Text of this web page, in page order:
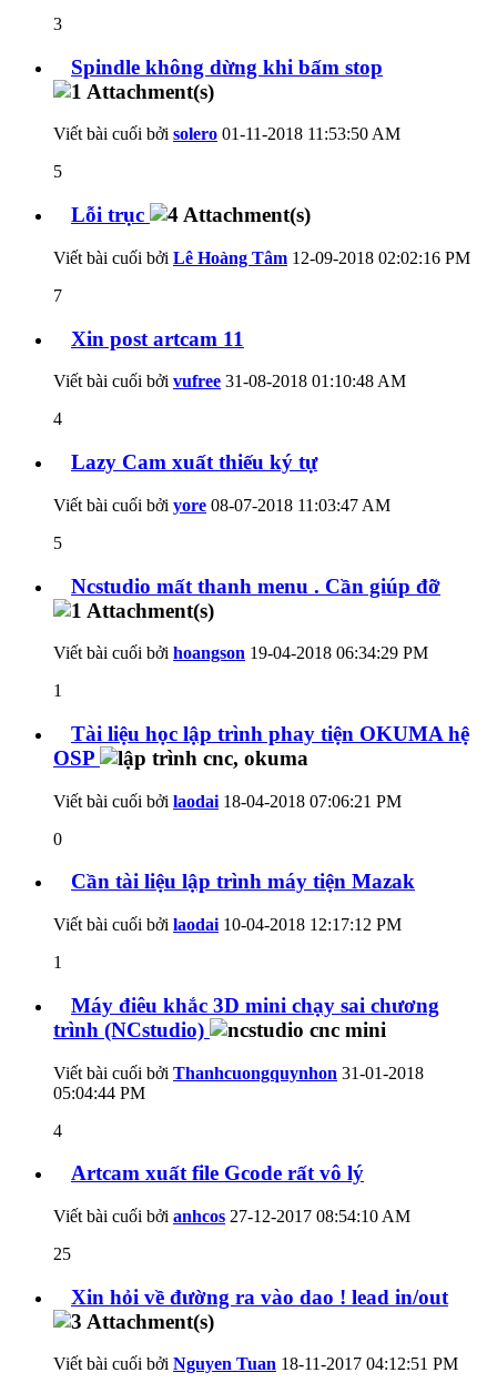
3
Spindle không dừng khi bấm stop
Viết bài cuối bởi solero 01-11-2018 11:53:50 AM
5
Lỗi trục
Viết bài cuối bởi Lê Hoàng Tâm 12-09-2018 02:02:16 PM
7
Xin post artcam 11
Viết bài cuối bởi vufree 31-08-2018 01:10:48 AM
4
Lazy Cam xuất thiếu ký tự
Viết bài cuối bởi yore 08-07-2018 11:03:47 AM
5
Ncstudio mất thanh menu . Cần giúp đỡ
Viết bài cuối bởi hoangson 19-04-2018 06:34:29 PM
1
Tài liệu học lập trình phay tiện OKUMA hệ
OSP
Viết bài cuối bởi laodai 18-04-2018 07:06:21 PM
0
Cần tài liệu lập trình máy tiện Mazak
Viết bài cuối bởi laodai 10-04-2018 12:17:12 PM
1
Máy điêu khắc 3D mini chạy sai chương
trình (NCstudio)
Viết bài cuối bởi Thanhcuongquynhon 31-01-2018
05:04:44 PM
4
Artcam xuất file Gcode rất vô lý
Viết bài cuối bởi anhcos 27-12-2017 08:54:10 AM
25
Xin hỏi về đường ra vào dao ! lead in/out
Viết bài cuối bởi Nguyen Tuan 18-11-2017 04:12:51 PM